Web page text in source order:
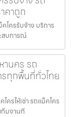
คาถูก
โครรับจ้าง บริการ
สบการณ์
านคร รถ
รทุกพื้นที่ทั่วไทย
ครให้เช่า รถแม็คโคร
ทีมงานที